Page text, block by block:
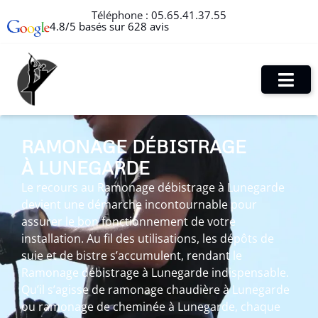
Téléphone : 05.65.41.37.55
4.8/5 basés sur 628 avis
RAMONAGE DÉBISTRAGE
À LUNEGARDE
Le recours au Ramonage débistrage à Lunegarde
devient une démarche incontournable pour
assurer le bon fonctionnement de votre
installation. Au fil des utilisations, les dépôts de
suie et de bistre s’accumulent, rendant le
Ramonage débistrage à Lunegarde indispensable.
Qu’il s’agisse de ramonage chaudière à Lunegarde
ou ramonage de cheminée à Lunegarde, chaque